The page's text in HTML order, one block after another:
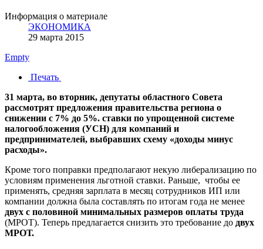
Информация о материале
ЭКОНОМИКА
29 марта 2015
Empty
Печать
31 марта, во вторник, депутаты областного Совета
рассмотрят предложения правительства региона о
снижении с 7% до 5%. ставки по упрощенной системе
налогообложения (УСН) для компаний и
предпринимателей, выбравших схему «доходы минус
расходы».
Кроме того поправки предполагают некую либерализацию по
условиям применения льготной ставки. Раньше, чтобы ее
применять, средняя зарплата в месяц сотрудников ИП или
компании должна была составлять по итогам года не менее
двух с половиной минимальных размеров оплаты труда
(МРОТ). Теперь предлагается снизить это требование до двух
МРОТ.